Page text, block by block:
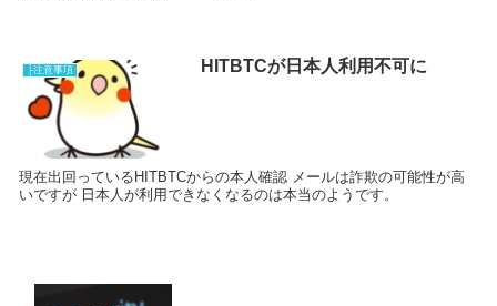
├注意事項 HITBTCが日本人利用不可に
現在出回っているHITBTCからの本人確認 メールは詐欺の可能性が高
いですが 日本人が利用できなくなるのは本当のようです。